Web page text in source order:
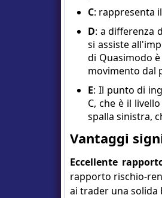
C: rappresenta
D: a differenza
si assiste
di Quasimodo
movimento dal
E: Il punto di
C, che è il
spalla sinistra,
Vantaggi
Eccellente
rapporto rischio-
ai trader una solida